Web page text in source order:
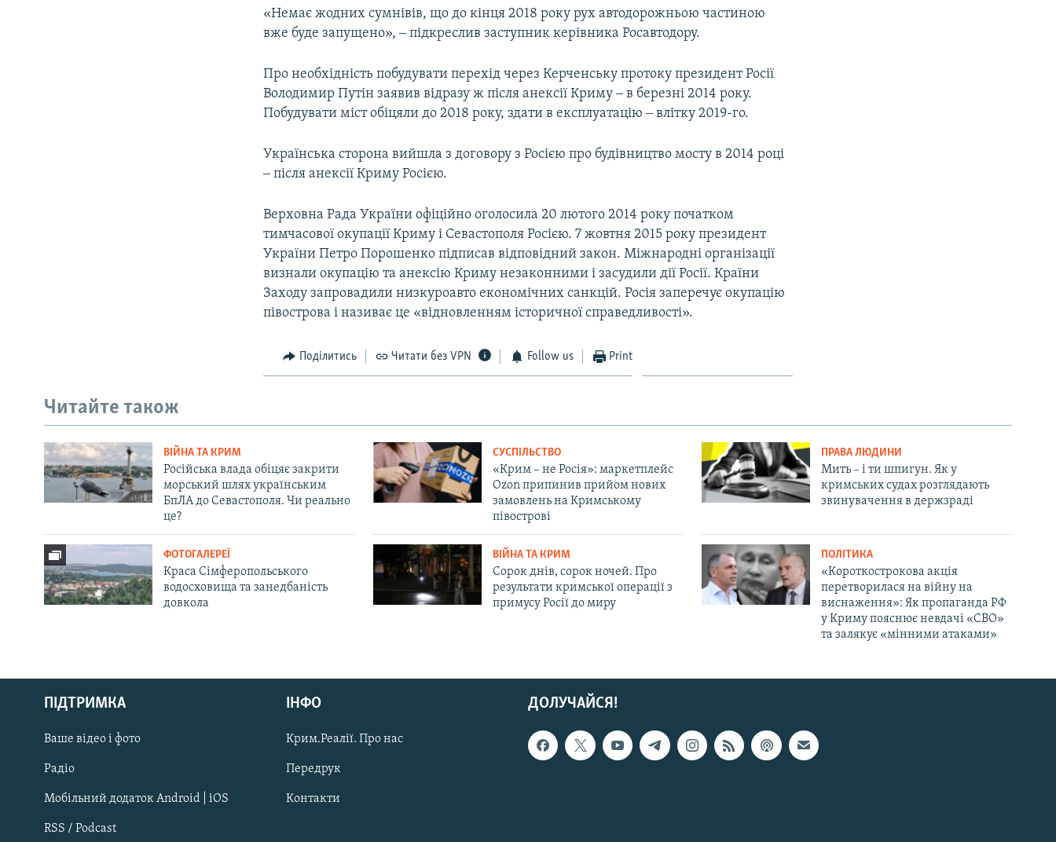
Русский
Qırımtatar
ДОЛУЧАЙСЯ!
«Немає жодних сумнівів, що до кінця 2018 року рух автодорожньою частиною
вже буде запущено», ‒ підкреслив заступник керівника Росавтодору.
Про необхідність побудувати перехід через Керченську протоку президент Росії
Володимир Путін заявив відразу ж після анексії Криму ‒ в березні 2014 року.
Побудувати міст обіцяли до 2018 року, здати в експлуатацію ‒ влітку 2019-го.
Українська сторона вийшла з договору з Росією про будівництво мосту в 2014 році
‒ після анексії Криму Росією.
Верховна Рада України офіційно оголосила 20 лютого 2014 року початком
тимчасової окупації Криму і Севастополя Росією. 7 жовтня 2015 року президент
України Петро Порошенко підписав відповідний закон. Міжнародні організації
визнали окупацію та анексію Криму незаконними і засудили дії Росії. Країни
Заходу запровадили низкуроавто економічних санкцій. Росія заперечує окупацію
півострова і називає це «відновленням історичної справедливості».
Поділитись Читати без VPN Follow us Print
Читайте також
ВІЙНА ТА КРИМ
Російська влада обіцяє закрити
морський шлях українським
БпЛА до Севастополя. Чи реально
це?
СУСПІЛЬСТВО
«Крим – не Росія»: маркетплейс
Ozon припинив прийом нових
замовлень на Кримському
півострові
ПРАВА ЛЮДИНИ
Мить – і ти шпигун. Як у
кримських судах розглядають
звинувачення в держзраді
ФОТОГАЛЕРЕЇ
Краса Сімферопольського
водосховища та занедбаність
довкола
ВІЙНА ТА КРИМ
Сорок днів, сорок ночей. Про
результати кримської операції з
примусу Росії до миру
ПОЛІТИКА
«Короткострокова акція
перетворилася на війну на
виснаження»: Як пропаганда РФ
у Криму пояснює невдачі «СВО»
та залякує «мінними атаками»
ДОЛУЧАЙСЯ!
ПІДТРИМКА
Ваше відео і фото
Радіо
Мобільний додаток Android | iOS
RSS / Podcast
ІНФО
Крим.Реалії. Про нас
Передрук
Контакти